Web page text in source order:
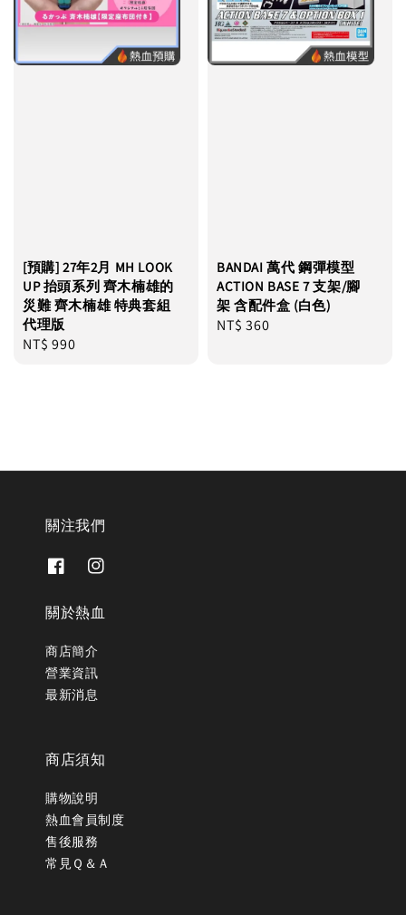
[預購] 27年2月 MH LOOK
UP 抬頭系列 齊木楠雄的
災難 齊木楠雄 特典套組
代理版
Regular
NT$ 990
BANDAI 萬代 鋼彈模型
ACTION BASE 7 支架/腳
架 含配件盒 (白色)
Regular
NT$ 360
關注我們
關於熱血
商店簡介
營業資訊
最新消息
商店須知
購物說明
熱血會員制度
售後服務
常見Ｑ＆Ａ